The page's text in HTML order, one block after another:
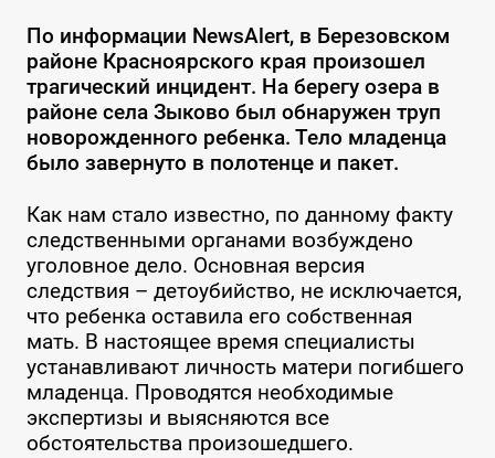
По информации NewsAlert, в Березовском
районе Красноярского края произошел
трагический инцидент. На берегу озера в
районе села Зыково был обнаружен труп
новорожденного ребенка. Тело младенца
было завернуто в полотенце и пакет.
Как нам стало известно, по данному факту
следственными органами возбуждено
уголовное дело. Основная версия
следствия – детоубийство, не исключается,
что ребенка оставила его собственная
мать. В настоящее время специалисты
устанавливают личность матери погибшего
младенца. Проводятся необходимые
экспертизы и выясняются все
обстоятельства произошедшего.